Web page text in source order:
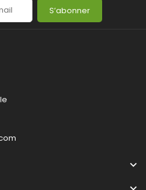
S’abonner